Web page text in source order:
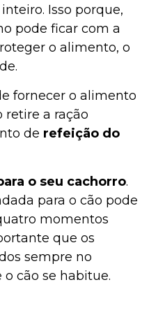
Isso porque,
pode ficar com a
o alimento, o
fornecer o alimento
retire a ração
de refeição do
o seu cachorro.
para o cão pode
momentos
que os
sempre no
cão se habitue.